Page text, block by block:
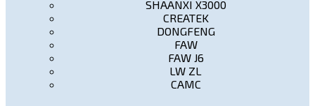
SHAANXI X3000
CREATEK
DONGFENG
FAW
FAW J6
LW ZL
CAMC